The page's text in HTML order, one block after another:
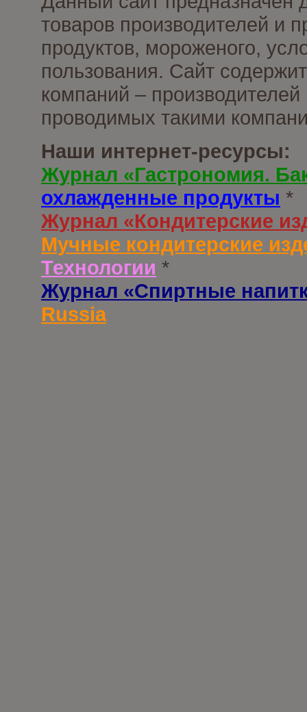
товаров производителей и
продуктов, мороженого,
пользования. Сайт
компаний –
проводимых такими
Наши интернет-ресурсы:
Журнал «Гастрономия.
охлажденные продукты *
Журнал «Кондитерские
Мучные кондитерские
Технологии *
Журнал «Спиртные
Russia